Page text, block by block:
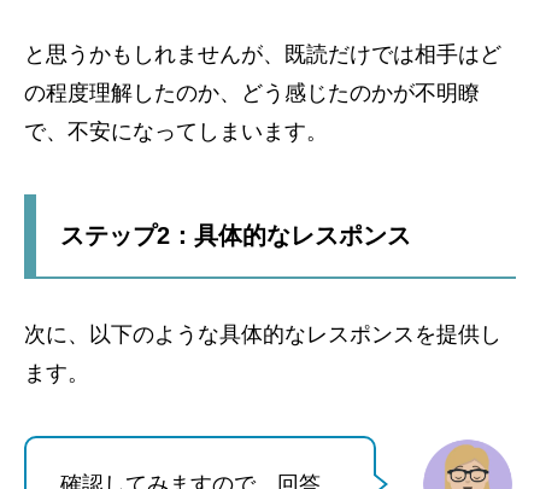
と思うかもしれませんが、既読だけでは相手はど
の程度理解したのか、どう感じたのかが不明瞭
で、不安になってしまいます。
ステップ2：具体的なレスポンス
次に、以下のような具体的なレスポンスを提供し
ます。